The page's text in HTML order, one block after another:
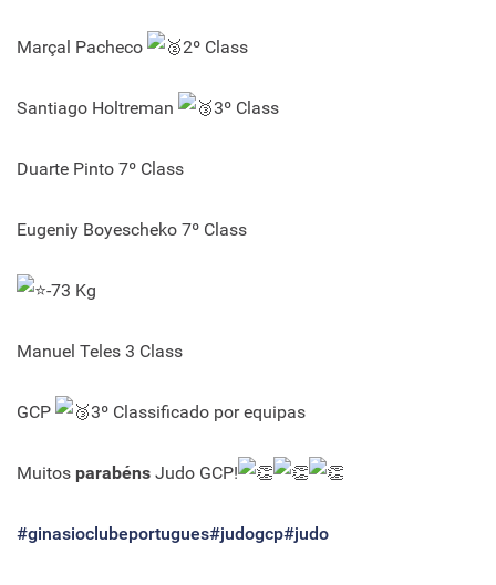
Marçal Pacheco 2º Class
Santiago Holtreman 3º Class
Duarte Pinto 7º Class
Eugeniy Boyescheko 7º Class
-73 Kg
Manuel Teles 3 Class
GCP 3º Classificado por equipas
Muitos parabéns Judo GCP!
#ginasioclubeportugues#judogcp#judo